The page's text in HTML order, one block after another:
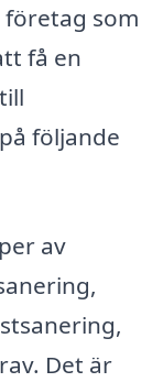
som
få en
följande
av
Det är